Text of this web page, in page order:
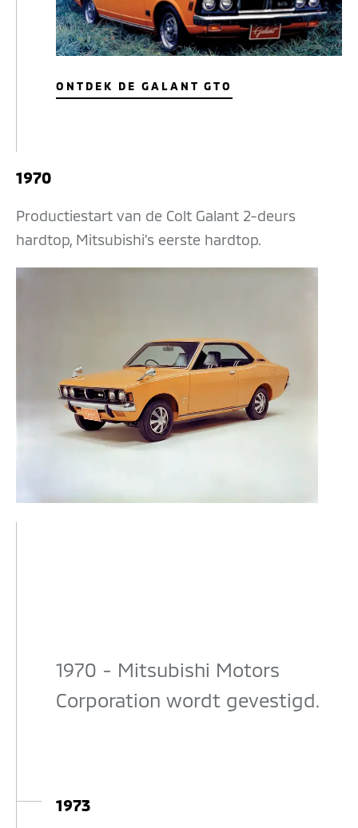
ONTDEK DE GALANT GTO
1970
Productiestart van de Colt Galant 2-deurs
hardtop, Mitsubishi’s eerste hardtop.
1970 - Mitsubishi Motors
Corporation wordt gevestigd.
1973